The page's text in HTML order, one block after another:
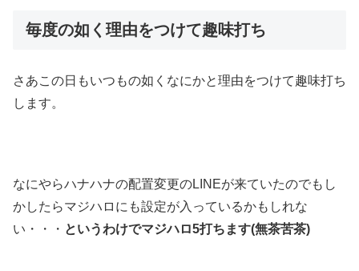
毎度の如く理由をつけて趣味打ち
さあこの日もいつもの如くなにかと理由をつけて趣味打ち
します。
なにやらハナハナの配置変更のLINEが来ていたのでもし
かしたらマジハロにも設定が入っているかもしれな
い・・・ というわけでマジハロ5打ちます(無茶苦茶)